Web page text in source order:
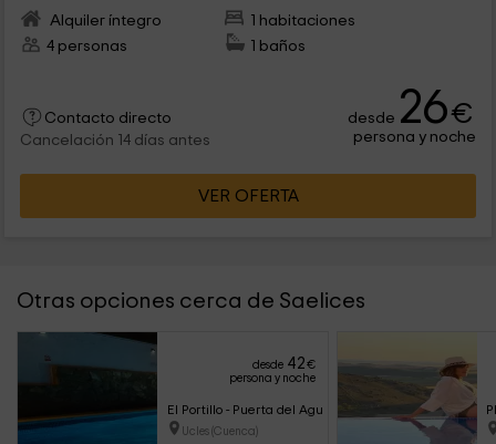
Alquiler íntegro
1 habitaciones
4 personas
1 baños
Contacto directo
Cancelación 14 días antes
desde 26€
persona y noche
VER OFERTA
Otras opciones cerca de Saelices
desde 42€
persona y noche
El Portillo - Puerta del Agua
Ucles (Cuenca)